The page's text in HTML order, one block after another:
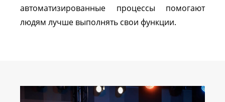
автоматизированные процессы помогают
людям лучше выполнять свои функции.